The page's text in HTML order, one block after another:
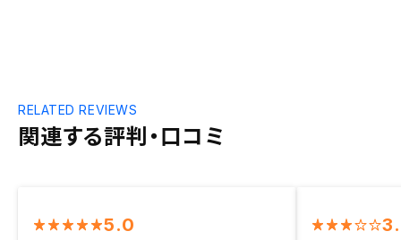
関連する評判・口コミ
RELATED REVIEWS
5.0